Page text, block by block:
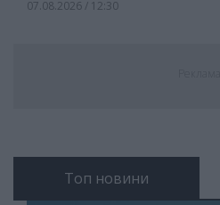
07.08.2026 / 12:30
Топ новини